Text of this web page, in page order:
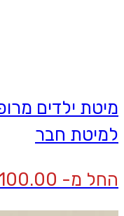
מיטת ילדים
למיטת חבר
החל מ-